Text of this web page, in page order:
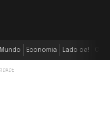
Mundo Economia Lado oa!